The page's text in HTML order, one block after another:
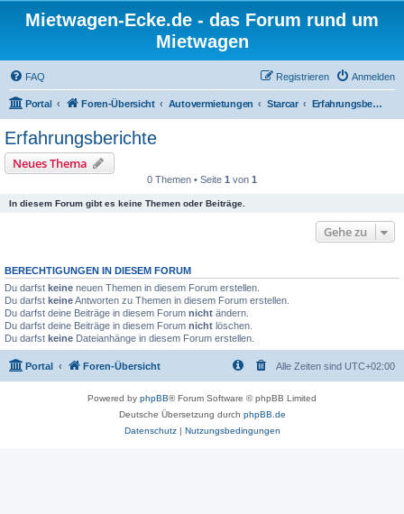
Mietwagen-Ecke.de - das Forum rund um
Mietwagen
FAQ Anmelden
Registrieren
Portal Foren-Übersicht Autovermietungen Starcar Erfahrungsberichte
Erfahrungsberichte
Neues Thema
0 Themen • Seite 1 von 1
In diesem Forum gibt es keine Themen oder Beiträge.
Gehe zu
BERECHTIGUNGEN IN DIESEM FORUM
Du darfst keine neuen Themen in diesem Forum erstellen.
Du darfst keineAntworten zu Themen in diesem Forum erstellen.
Du darfst deine Beiträge in diesem Forum nicht ändern.
Du darfst deine Beiträge in diesem Forum nicht löschen.
Du darfst keine Dateianhänge in diesem Forum erstellen.
Portal Foren-Übersicht Alle Zeiten sind UTC+02:00
Powered by phpBB® Forum Software © phpBB Limited
Deutsche Übersetzung durch phpBB.de
Datenschutz| Nutzungsbedingungen